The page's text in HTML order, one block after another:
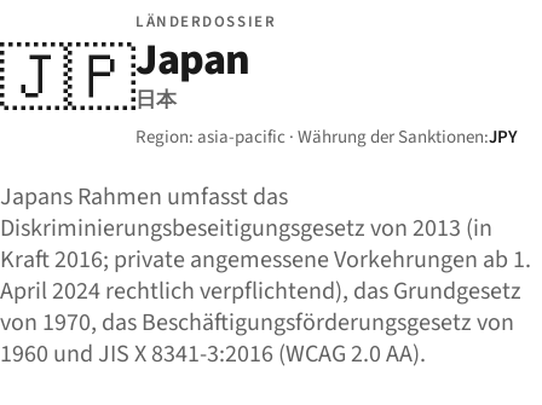
🇯🇵
LÄNDERDOSSIER
Japan
日本
Region: asia-pacific · Währung der Sanktionen:JPY
Japans Rahmen umfasst das
Diskriminierungsbeseitigungsgesetz von 2013 (in
Kraft 2016; private angemessene Vorkehrungen ab 1.
April 2024 rechtlich verpflichtend), das Grundgesetz
von 1970, das Beschäftigungsförderungsgesetz von
1960 und JIS X 8341-3:2016 (WCAG 2.0 AA).